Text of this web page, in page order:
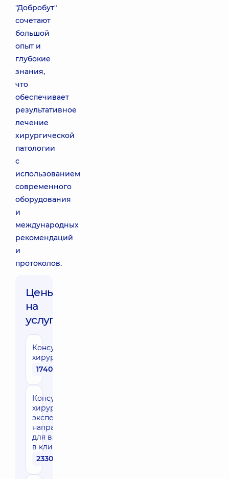
"Добробут"
сочетают
большой
опыт и
глубокие
знания,
что
обеспечивает
результативное
лечение
хирургической
патологии
с
использованием
современного
оборудования
и
международных
рекомендаций
и
протоколов.
Цены
на
услуги:
Консультация
хирурга
1740 грн
Консультация
хирурга
эксперта
направления
для взрослых
в клинике
2330 грн